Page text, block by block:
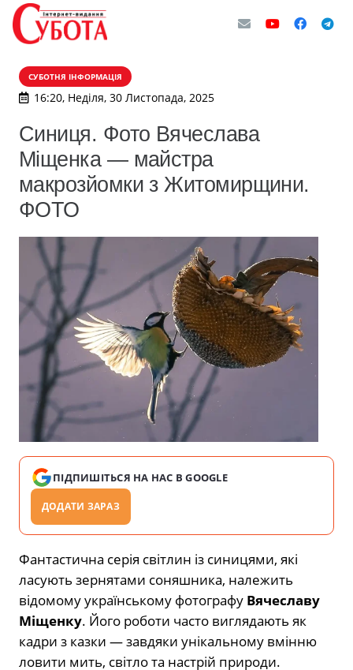
СУБОТНЯ ІНФОРМАЦІЯ
16:20, Неділя, 30 Листопада, 2025
Синиця. Фото Вячеслава
Міщенка — майстра
макрозйомки з Житомирщини.
ФОТО
ПІДПИШІТЬСЯ НА НАС В GOOGLE
ДОДАТИ ЗАРАЗ
Фантастична серія світлин із синицями, які
ласують зернятами соняшника, належить
відомому українському фотографу Вячеславу
Міщенку. Його роботи часто виглядають як
кадри з казки — завдяки унікальному вмінню
ловити мить, світло та настрій природи.